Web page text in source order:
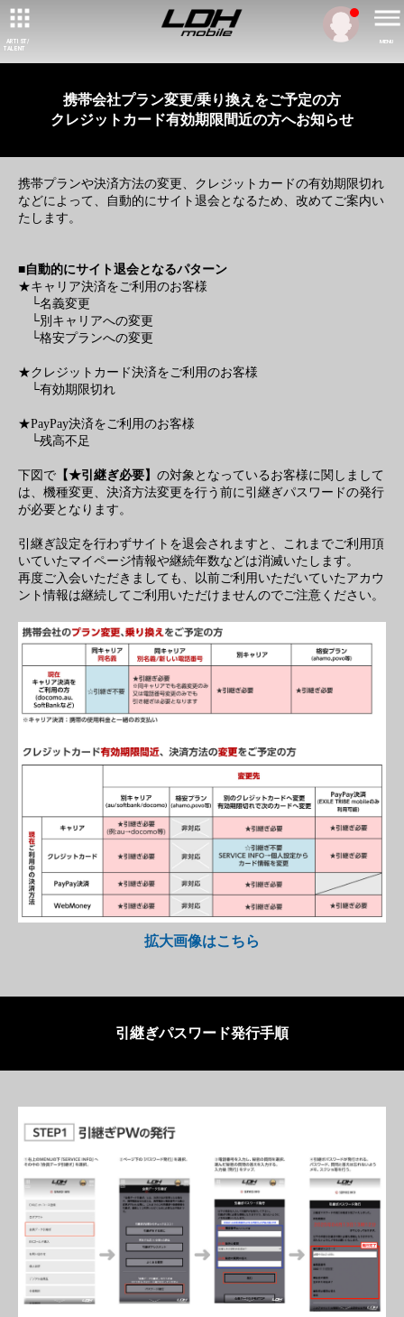
ARTIST/
TALENT
MENU
携帯会社プラン変更/乗り換えをご予定の方
クレジットカード有効期限間近の方へお知らせ
携帯プランや決済方法の変更、クレジットカードの有効期限切れ
などによって、自動的にサイト退会となるため、改めてご案内い
たします。
■自動的にサイト退会となるパターン
★キャリア決済をご利用のお客様
└名義変更
└別キャリアへの変更
└格安プランへの変更
★クレジットカード決済をご利用のお客様
└有効期限切れ
★PayPay決済をご利用のお客様
└残高不足
下図で 【★引継ぎ必要】 の対象となっているお客様に関しまして
は、機種変更、決済方法変更を行う前に引継ぎパスワードの発行
が必要となります。
引継ぎ設定を行わずサイトを退会されますと、これまでご利用頂
いていたマイページ情報や継続年数などは消滅いたします。
再度ご入会いただきましても、以前ご利用いただいていたアカウ
ント情報は継続してご利用いただけませんのでご注意ください。
拡大画像はこちら
引継ぎパスワード発行手順